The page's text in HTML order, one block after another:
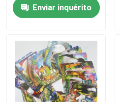
Notícia
Impressão de livros de mesa
Impressão de cartas de tarô
Enviar inquérito